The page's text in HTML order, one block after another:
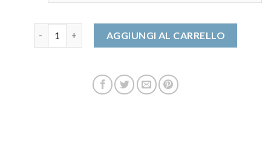
AGGIUNGI AL CARRELLO